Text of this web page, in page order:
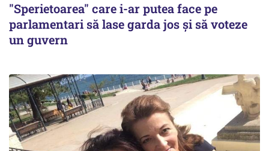
"Sperietoarea" care i-ar putea face pe
parlamentari să lase garda jos și să voteze
un guvern